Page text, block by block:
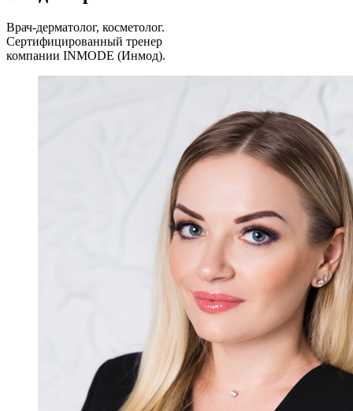
Врач-дерматолог, косметолог.
Cертифицированный тренер
компании INMODE (Инмод).